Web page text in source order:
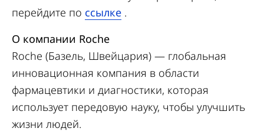
перейдите по ссылке .
О компании Roche
Roche (Базель, Швейцария) — глобальная
инновационная компания в области
фармацевтики и диагностики, которая
использует передовую науку, чтобы улучшить
жизни людей.